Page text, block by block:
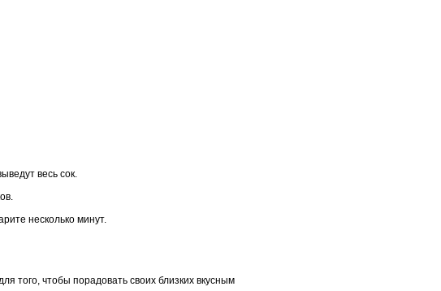
весь сок.
несколько минут.
того, чтобы порадовать своих близких вкусным